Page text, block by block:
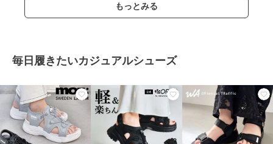
もっとみる
毎日履きたいカジュアルシューズ